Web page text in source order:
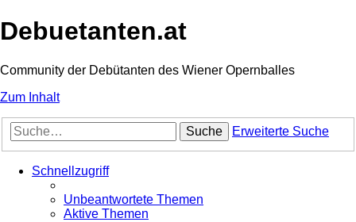
Debuetanten.at
Community der Debütanten des Wiener Opernballes
Zum Inhalt
Suche Erweiterte Suche
Schnellzugriff
Unbeantwortete Themen
Aktive Themen